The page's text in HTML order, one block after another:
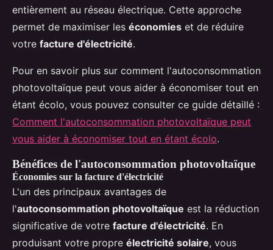
entièrement au réseau électrique. Cette approche
permet de maximiser les économies et de réduire
votre facture d'électricité.
Pour en savoir plus sur comment l'autoconsommation
photovoltaïque peut vous aider à économiser tout en
étant écolo, vous pouvez consulter ce guide détaillé :
Comment l'autoconsommation photovoltaïque peut
vous aider à économiser tout en étant écolo.
Bénéfices de l'autoconsommation photovoltaïque
Économies sur la facture d'électricité
L'un des principaux avantages de
l'autoconsommation photovoltaïque est la réduction
significative de votre facture d'électricité. En
produisant votre propre électricité solaire, vous